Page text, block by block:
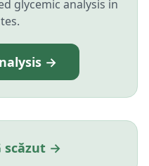
glycemic analysis in
→
scăzut →